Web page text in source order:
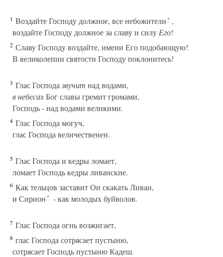
1 Воздайте Господу должное, все небожители * ,
воздайте Господу должное за славу и силу Его!
2 Славу Господу воздайте, имени Его подобающую!
В великолепии святости Господу поклонитесь!
3 Глас Господа звучит над водами,
в небесахБог славы гремит громами,
Господь - над водами великими.
4 Глас Господа могуч,
глас Господа величественен.
5 Глас Господа и кедры ломает,
ломает Господь кедры ливанские.
6 Как тельцов заставит Он скакать Ливан,
и Сирион * - как молодых буйволов.
7 Глас Господа огнь возжигает,
8 глас Господа сотрясает пустыню,
сотрясает Господь пустыню Кадеш.